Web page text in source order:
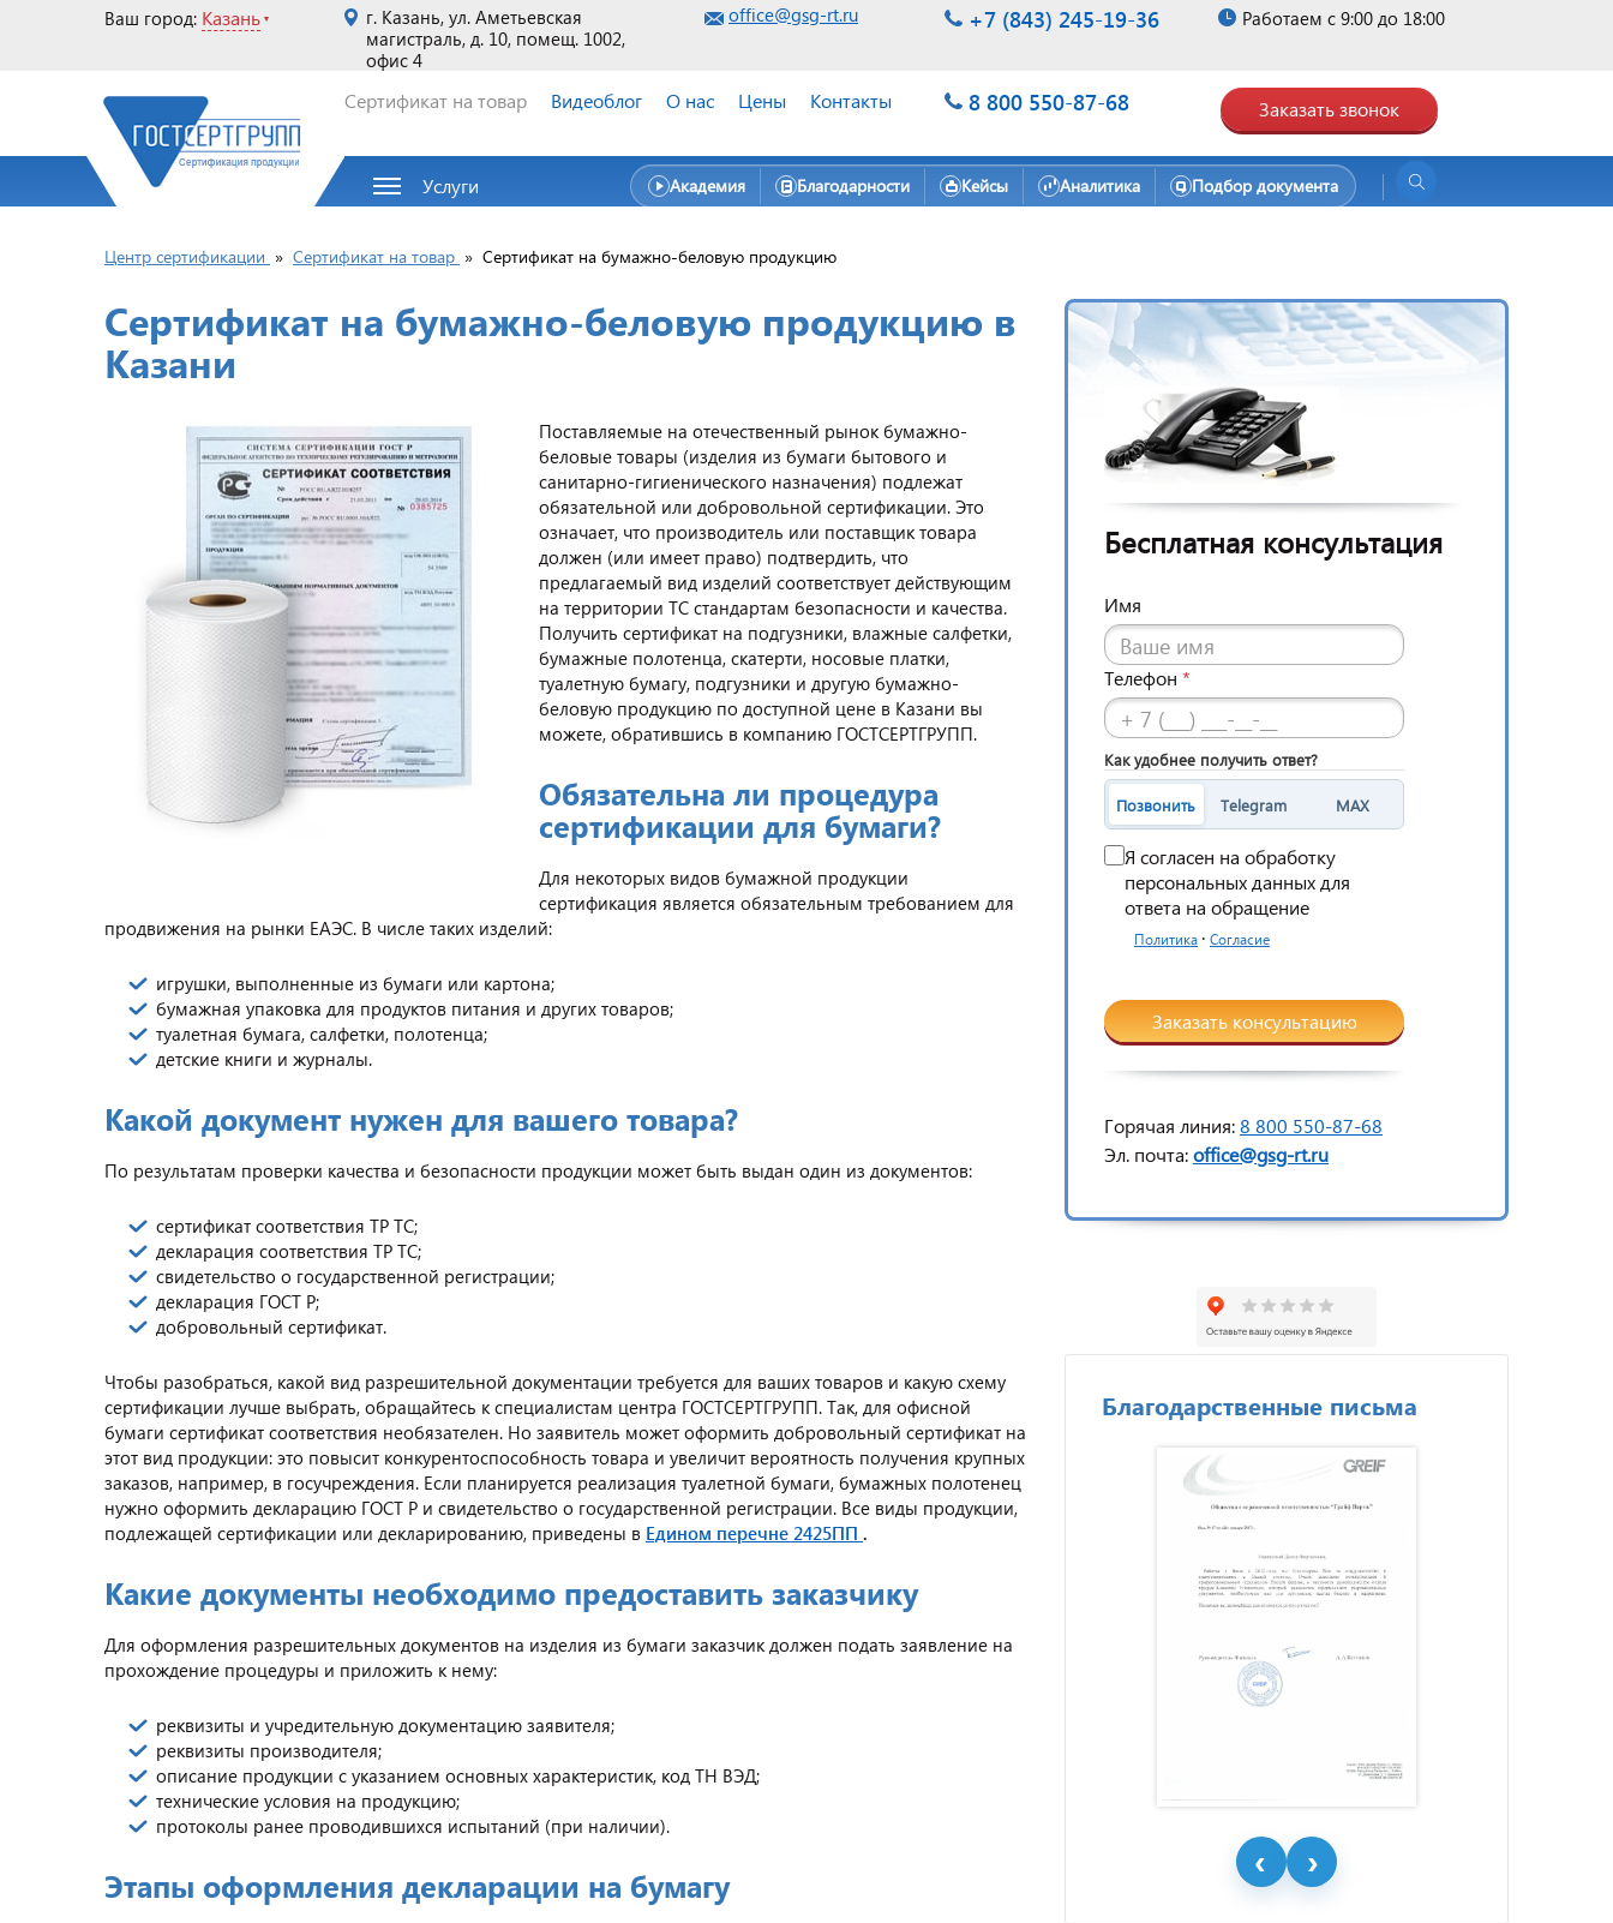
Ваш город: Казань
г. Казань, ул. Аметьевская
магистраль, д. 10, помещ. 1002,
офис 4
office@gsg-rt.ru +7 (843) 245-19-36 Работаем с 9:00 до 18:00
Сертификат на товар Видеоблог О нас Цены Контакты 8 800 550-87-68 Заказать звонок
Услуги Академия Благодарности Кейсы Аналитика Подбор документа
Центр сертификации » Сертификат на товар » Сертификат на бумажно-беловую продукцию
Сертификат на бумажно-беловую продукцию в
Казани
Поставляемые на отечественный рынок бумажно-
беловые товары (изделия из бумаги бытового и
санитарно-гигиенического назначения) подлежат
обязательной или добровольной сертификации. Это
означает, что производитель или поставщик товара
должен (или имеет право) подтвердить, что
предлагаемый вид изделий соответствует действующим
на территории ТС стандартам безопасности и качества.
Получить сертификат на подгузники, влажные салфетки,
бумажные полотенца, скатерти, носовые платки,
туалетную бумагу, подгузники и другую бумажно-
беловую продукцию по доступной цене в Казани вы
можете, обратившись в компанию ГОСТСЕРТГРУПП.
Обязательна ли процедура
сертификации для бумаги?
Для некоторых видов бумажной продукции
сертификация является обязательным требованием для
продвижения на рынки ЕАЭС. В числе таких изделий:
игрушки, выполненные из бумаги или картона;
бумажная упаковка для продуктов питания и других товаров;
туалетная бумага, салфетки, полотенца;
детские книги и журналы.
Какой документ нужен для вашего товара?
По результатам проверки качества и безопасности продукции может быть выдан один из документов:
сертификат соответствия ТР ТС;
декларация соответствия ТР ТС;
свидетельство о государственной регистрации;
декларация ГОСТ Р;
добровольный сертификат.
Чтобы разобраться, какой вид разрешительной документации требуется для ваших товаров и какую схему
сертификации лучше выбрать, обращайтесь к специалистам центра ГОСТСЕРТГРУПП. Так, для офисной
бумаги сертификат соответствия необязателен. Но заявитель может оформить добровольный сертификат на
этот вид продукции: это повысит конкурентоспособность товара и увеличит вероятность получения крупных
заказов, например, в госучреждения. Если планируется реализация туалетной бумаги, бумажных полотенец
нужно оформить декларацию ГОСТ Р и свидетельство о государственной регистрации. Все виды продукции,
подлежащей сертификации или декларированию, приведены в Едином перечне 2425ПП .
Какие документы необходимо предоставить заказчику
Для оформления разрешительных документов на изделия из бумаги заказчик должен подать заявление на
прохождение процедуры и приложить к нему:
реквизиты и учредительную документацию заявителя;
реквизиты производителя;
описание продукции с указанием основных характеристик, код ТН ВЭД;
технические условия на продукцию;
протоколы ранее проводившихся испытаний (при наличии).
Этапы оформления декларации на бумагу
Бесплатная консультация
Имя
Телефон *
Как удобнее получить ответ?
Позвонить Telegram MAX
Я согласен на обработку
персональных данных для
ответа на обращение
Политика · Согласие
Заказать консультацию
Горячая линия:8 800 550-87-68
Эл. почта:office@gsg-rt.ru
Благодарственные письма